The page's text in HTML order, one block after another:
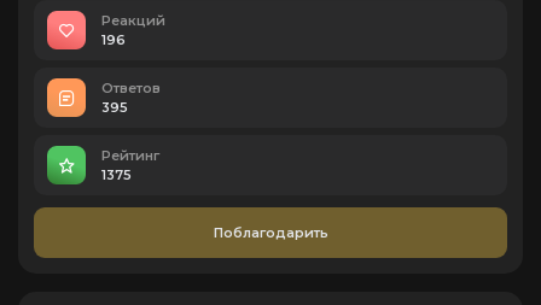
Реакций
196
Ответов
395
Рейтинг
1375
Поблагодарить